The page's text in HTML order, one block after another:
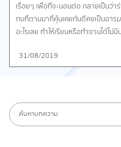
เรื่อยๆ เพื่อที่จะนอนต่อ กลายเป็นว่
ทบที่ตามมาที่คุ้นเคยกันดีคงเป็นอา
อะไรเลย ทำให้เรียนหรือทำงานได้
ประสิทธิภาพมากขึ้น เริ่มต้นจากกา
หลังจากคุณนอนตามเวลาได้สำเร็
สามารถแตะปุ่ม ‘SLEEP’ ก่อนเวล
บ้านสร้างตึกจะเริ่มขึ้น แต่มีข้อแม้ว่า
31/08/2019